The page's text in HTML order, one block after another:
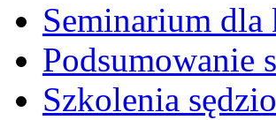
Seminarium
Podsumowanie
Szkolenia